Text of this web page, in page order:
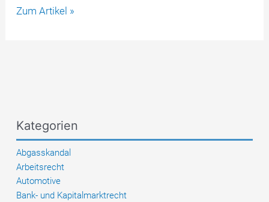
Einbürgerung
Was
Betroffene
jetzt
wissen
sollten
Zum Artikel »
Kategorien
Abgasskandal
Arbeitsrecht
Automotive
Bank- und Kapitalmarktrecht